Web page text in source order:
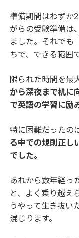
準備期間はわずか
がらの受験準備は
ました。それでも
ちで、できる範囲
限られた時間を最
から深夜まで机に
で英語の学習に励
特に困難だったの
る中での規則正し
でした。
あれから数年経っ
と、よく乗り越え
うやって生き抜い
混じります。